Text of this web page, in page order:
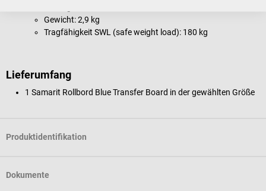
Gewicht: 2,9 kg
Tragfähigkeit SWL (safe weight load): 180 kg
Lieferumfang
1 Samarit Rollbord Blue Transfer Board in der gewählten Größe
Produktidentifikation
Dokumente